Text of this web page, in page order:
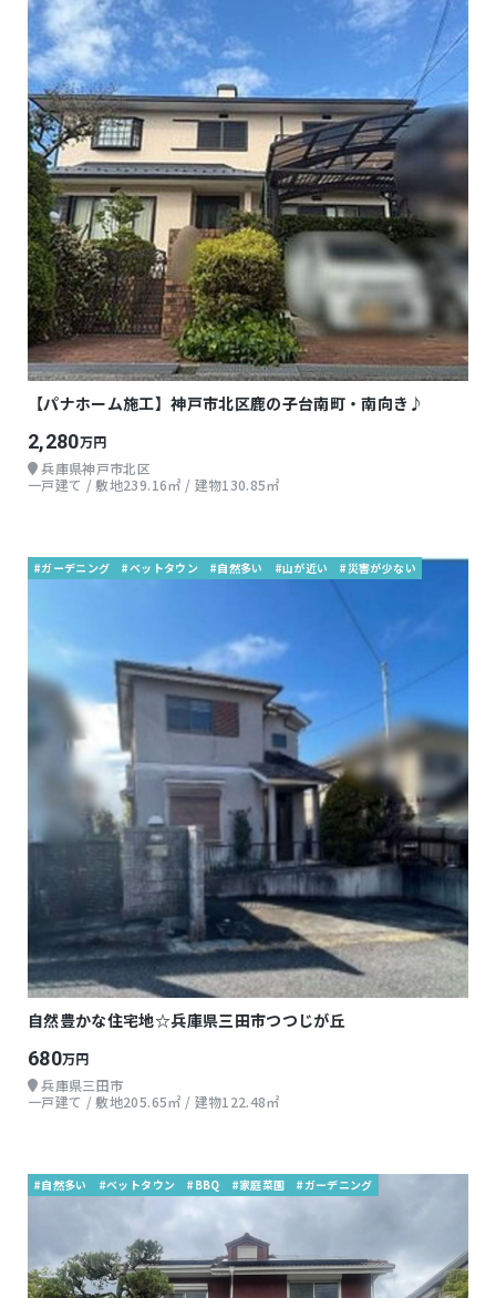
【パナホーム施工】神戸市北区鹿の子台南町・南向き♪
2,280万円
兵庫県神戸市北区
一戸建て / 敷地239.16㎡ / 建物130.85㎡
#ガーデニング #ベットタウン #自然多い #山が近い #災害が少ない
自然豊かな住宅地☆兵庫県三田市つつじが丘
680万円
兵庫県三田市
一戸建て / 敷地205.65㎡ / 建物122.48㎡
#自然多い #ベットタウン #BBQ #家庭菜園 #ガーデニング